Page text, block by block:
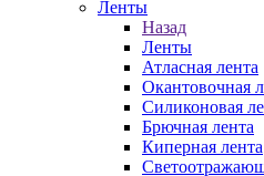
Ленты
Назад
Ленты
Атласная лента
Окантовочная
Силиконовая
Брючная лента
Киперная лента